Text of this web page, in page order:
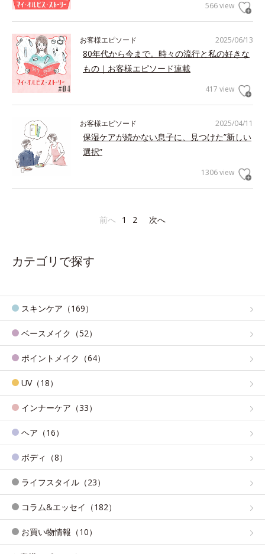
566 view
2025/06/13
お客様エピソード
80年代から今まで。時々の流行と私の好きな
もの｜お客様エピソード連載
417 view
2025/04/11
お客様エピソード
保湿ケアが続かない息子に、見つけた”新しい
選択”
1306 view
前へ 1 2 次へ
カテゴリで探す
スキンケア（169）
ベースメイク（52）
ポイントメイク（64）
UV（18）
インナーケア（33）
ヘア（16）
ボディ（8）
ライフスタイル（23）
コラム&エッセイ（182）
お買い物情報（10）